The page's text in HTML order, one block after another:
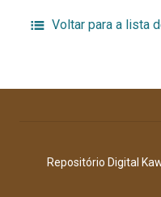
Voltar para a lista
Repositório Digital